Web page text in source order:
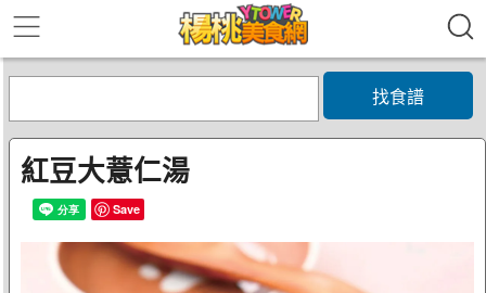
找食譜
紅豆大薏仁湯
Save